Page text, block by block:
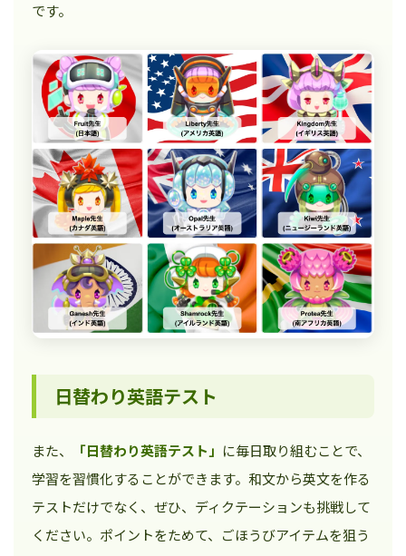
です。
日替わり英語テスト
また、 「日替わり英語テスト」 に毎日取り組むことで、
学習を習慣化することができます。和文から英文を作る
テストだけでなく、ぜひ、ディクテーションも挑戦して
ください。ポイントをためて、ごほうびアイテムを狙う